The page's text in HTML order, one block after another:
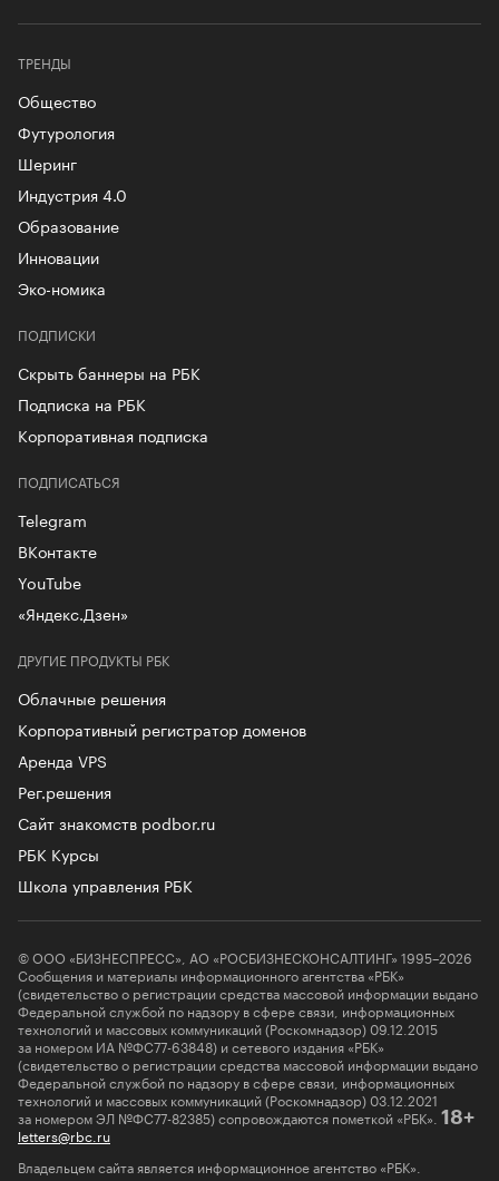
ТРЕНДЫ
Общество
Футурология
Шеринг
Индустрия 4.0
Образование
Инновации
Эко-номика
ПОДПИСКИ
Скрыть баннеры на РБК
Подписка на РБК
Корпоративная подписка
ДРУГИЕ ПРОДУКТЫ РБК
Облачные решения
Корпоративный регистратор доменов
Аренда VPS
Рег.решения
Сайт знакомств podbor.ru
РБК Курсы
Школа управления РБК
ПОДПИСАТЬСЯ
Telegram
ВКонтакте
YouTube
«Яндекс.Дзен»
© ООО «БИЗНЕСПРЕСС», АО «РОСБИЗНЕСКОНСАЛТИНГ» 1995–2026
Сообщения и материалы информационного агентства «РБК»
(свидетельство о регистрации средства массовой информации выдано
Федеральной службой по надзору в сфере связи, информационных
технологий и массовых коммуникаций (Роскомнадзор) 09.12.2015
за номером ИА №ФС77-63848) и сетевого издания «РБК»
(свидетельство о регистрации средства массовой информации выдано
Федеральной службой по надзору в сфере связи, информационных
технологий и массовых коммуникаций (Роскомнадзор) 03.12.2021
за номером ЭЛ №ФС77-82385) сопровождаются пометкой «РБК». 18+
letters@rbc.ru
Владельцем сайта является информационное агентство «РБК».